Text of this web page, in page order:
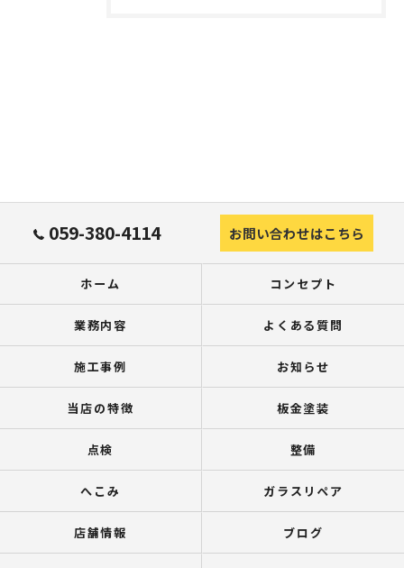
059-380-4114 お問い合わせはこちら
ホーム コンセプト
業務内容 よくある質問
施工事例 お知らせ
当店の特徴 板金塗装
点検 整備
へこみ ガラスリペア
店舗情報 ブログ